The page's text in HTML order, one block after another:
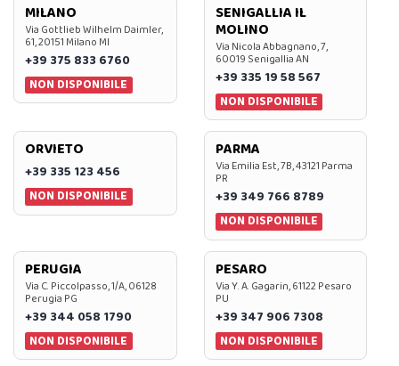
MILANO
Via Gottlieb Wilhelm Daimler,
61, 20151 Milano MI
+39 375 833 6760
NON DISPONIBILE
SENIGALLIA IL
MOLINO
Via Nicola Abbagnano, 7,
60019 Senigallia AN
+39 335 19 58 567
NON DISPONIBILE
ORVIETO
+39 335 123 456
NON DISPONIBILE
PARMA
Via Emilia Est, 7B, 43121 Parma
PR
+39 349 766 8789
NON DISPONIBILE
PERUGIA
Via C. Piccolpasso, 1/A, 06128
Perugia PG
+39 344 058 1790
NON DISPONIBILE
PESARO
Via Y. A. Gagarin, 61122 Pesaro
PU
+39 347 906 7308
NON DISPONIBILE